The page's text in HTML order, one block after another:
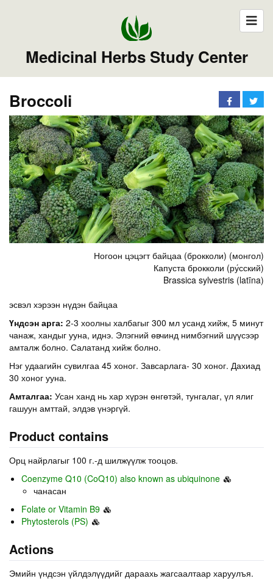
Medicinal Herbs Study Center
Broccoli
Ногоон цэцэгт байцаа (брокколи) (монгол)
Капуста брокколи (ру́сский)
Brassica sylvestris (latīna)
эсвэл хэрээн нүдэн байцаа
Үндсэн арга: 2-3 хоолны халбагыг 300 мл усанд хийж, 5 минут
чанаж, хандыг ууна, иднэ. Элэгний өвчинд нимбэгний шүүсээр
амталж болно. Салатанд хийж болно.
Нэг удаагийн сувилгаа 45 хоног. Завсарлага- 30 хоног. Дахиад
30 хоног ууна.
Амталгаа: Усан ханд нь хар хүрэн өнгөтэй, тунгалаг, үл ялиг
гашуун амттай, элдэв үнэргүй.
Product contains
Орц найрлагыг 100 г.-д шилжүүлж тооцов.
Coenzyme Q10 (CoQ10) also known as ubiquinone
чанасан
Folate or Vitamin B9
Phytosterols (PS)
Actions
Эмийн үндсэн үйлдэлүүдийг дараахь жагсаалтаар харуулъя.